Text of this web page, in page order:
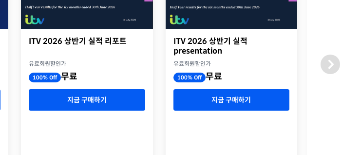
ITV 2026 상반기 실적 리포트
유료회원할인가
100% Off 무료
지금 구매하기
ITV 2026 상반기 실적
presentation
유료회원할인가
100% Off 무료
지금 구매하기
유료회원